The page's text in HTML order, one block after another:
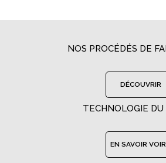
NOS PROCÉDÉS DE
DÉCOUVRIR
TECHNOLOGIE
EN SAVOIR